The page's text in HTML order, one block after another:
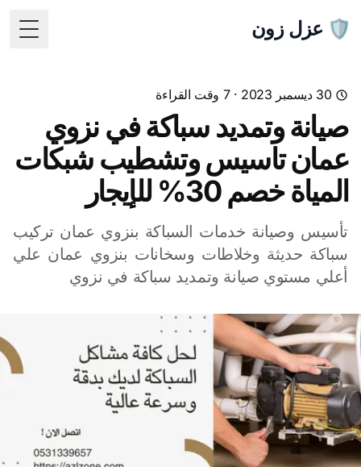
🛡️ عزل زون
30 ديسمبر 2023 · 7 وقت القراءة
صيانة وتمديد سباكة في نزوي
عمان تاسيس وتشطيب شبكات
المياة خصم 30% للإيجار
تأسيس وصيانة خدمات السباكة بنزوي عمان تركيب
سباكة حديثة وخلاطات وسخانات بنزوي عمان علي
أعلي مستوي صيانة وتمديد سباكة في نزوي